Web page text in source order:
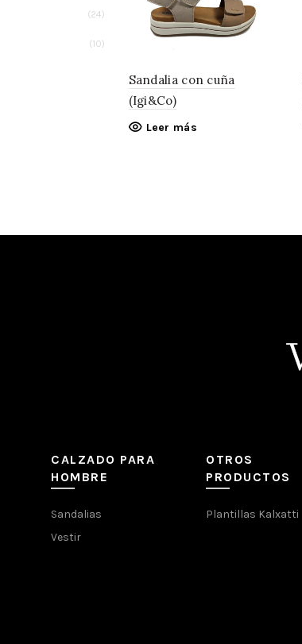
Sandalia con cuña
(Igi&Co)
Leer más
(24)
(10)
CALZADO PARA
HOMBRE
Sandalias
Vestir
OTROS
PRODUCTOS
Plantillas Kalxatti